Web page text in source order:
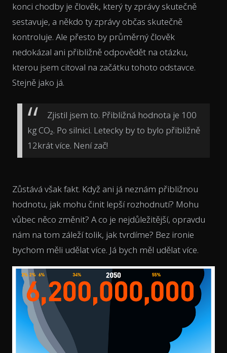
konci chodby je člověk, který ty zprávy skutečně
sestavuje, a někdo ty zprávy občas skutečně
kontroluje. Ale přesto by průměrný člověk
nedokázal ani přibližně odpovědět na otázku,
kterou jsem citoval na začátku tohoto odstavce.
Stejně jako já.
Zjistil jsem to. Přibližná hodnota je 100
kg CO₂. Po silnici. Letecky by to bylo přibližně
12krát více. Není zač!
Zůstává však fakt. Když ani já neznám přibližnou
hodnotu, jak mohu činit lepší rozhodnutí? Mohu
vůbec něco změnit? A co je nejdůležitější, opravdu
nám na tom záleží tolik, jak tvrdíme? Bez ironie
bychom měli udělat více. Já bych měl udělat více.